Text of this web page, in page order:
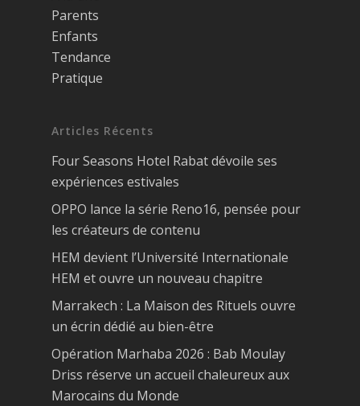
Parents
Enfants
Tendance
Pratique
Articles Récents
Four Seasons Hotel Rabat dévoile ses
expériences estivales
OPPO lance la série Reno16, pensée pour
les créateurs de contenu
HEM devient l’Université Internationale
HEM et ouvre un nouveau chapitre
Marrakech : La Maison des Rituels ouvre
un écrin dédié au bien-être
Opération Marhaba 2026 : Bab Moulay
Driss réserve un accueil chaleureux aux
Marocains du Monde